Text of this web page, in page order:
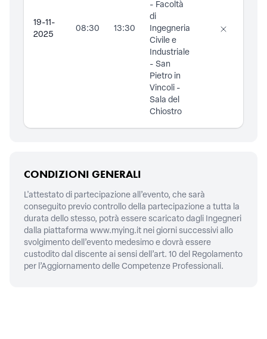
19-11-
2025
08:30 13:30
- Facoltà
di
Ingegneria
Civile e
Industriale
- San
Pietro in
Vincoli -
Sala del
Chiostro
CONDIZIONI GENERALI
L'attestato di partecipazione all’evento, che sarà
conseguito previo controllo della partecipazione a tutta la
durata dello stesso, potrà essere scaricato dagli Ingegneri
dalla piattaforma www.mying.it nei giorni successivi allo
svolgimento dell’evento medesimo e dovrà essere
custodito dal discente ai sensi dell’art. 10 del Regolamento
per l’Aggiornamento delle Competenze Professionali.